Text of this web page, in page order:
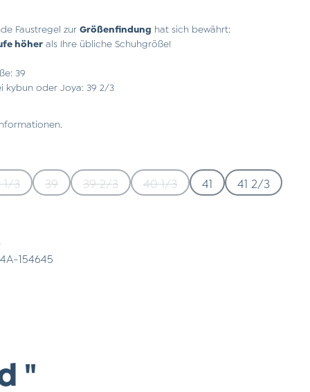
Faustregel zur Größenfindung hat sich bewährt:
höher als Ihre übliche Schuhgröße!
39
kybun oder Joya: 39 2/3
nicht verfügbar.)
ist zurzeit nicht verfügbar.)
1/3
(Diese Option ist zurzeit nicht verfügbar.)
39(Diese Option ist zurzeit nicht verfügbar.)
39 2/3(Diese Option ist zurzeit nicht verfügbar.)
40 1/3(Diese Option ist zurzeit nicht
41
41 2/3
nicht verfügbar.)
ist zurzeit nicht verfügbar.)
154645
"